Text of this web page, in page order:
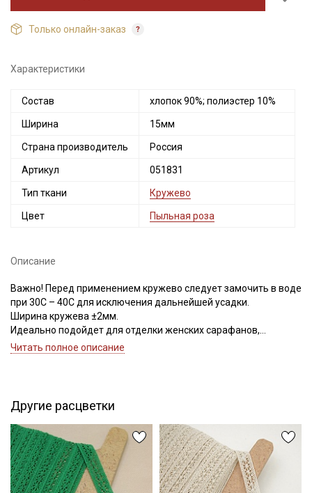
Только онлайн-заказ
Характеристики
Состав хлопок 90%; полиэстер 10%
Ширина 15мм
Страна производитель Россия
Артикул 051831
Тип ткани Кружево
Цвет Пыльная роза
Описание
Важно! Перед применением кружево следует замочить в воде
при 30С – 40С для исключения дальнейшей усадки.
Ширина кружева ±2мм.
Идеально подойдет для отделки женских сарафанов,
платьев, юбок, рукавов.
Цветопередача может отличаться от оригинального цвета в
зависимости от настроек вашего монитора.
Читать полное описание
Другие расцветки